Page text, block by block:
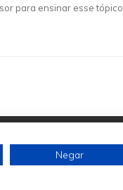
para ensinar esse tópico.
Negar